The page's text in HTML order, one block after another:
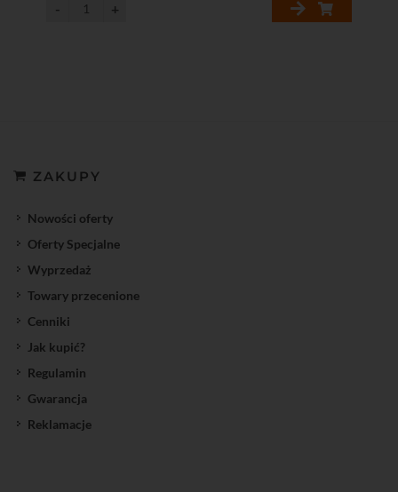
ZAKUPY
Nowości oferty
Oferty Specjalne
Wyprzedaż
Towary przecenione
Cenniki
Jak kupić?
Regulamin
Gwarancja
Reklamacje